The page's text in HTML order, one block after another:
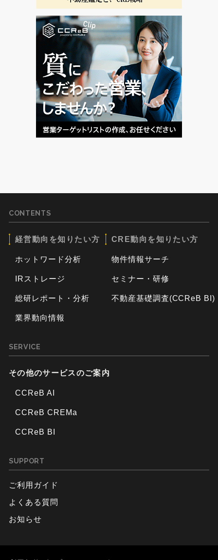
CONTENTS
経営動向を知りたい方
ホットワード分析
IRストレージ
総研レポート・分析
業界動向情報
CRE動向を知りたい方
物件情報サーチ
セミナー・研修
不動産基礎調査(CCReB BI)
SERVICE
その他のサービスのご案内
CCReB AI
CCReB CREMa
CCReB BI
SUPPORT
ご利用ガイド
よくある質問
お知らせ